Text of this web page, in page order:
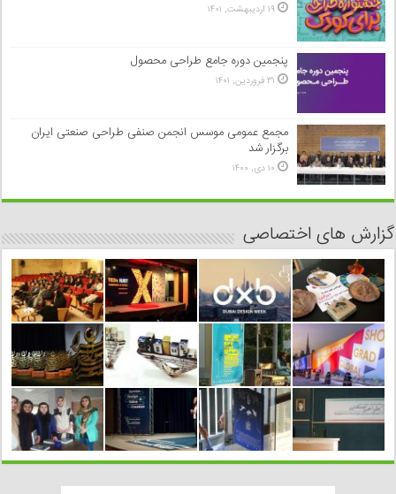
۱۹ اردیبهشت, ۱۴۰۱
پنجمین دوره جامع طراحی محصول
۳۱ فروردین, ۱۴۰۱
مجمع عمومی موسس انجمن صنفی طراحی صنعتی ایران
برگزار شد
۱۰ دی, ۱۴۰۰
گزارش های اختصاصی